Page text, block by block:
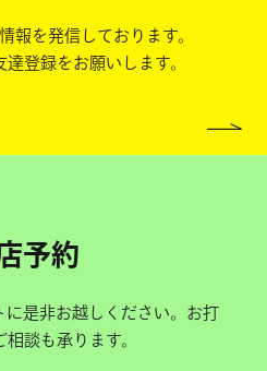
報を発信しております。
登録をお願いします。
予約
に是非お越しください。お打
談も承ります。